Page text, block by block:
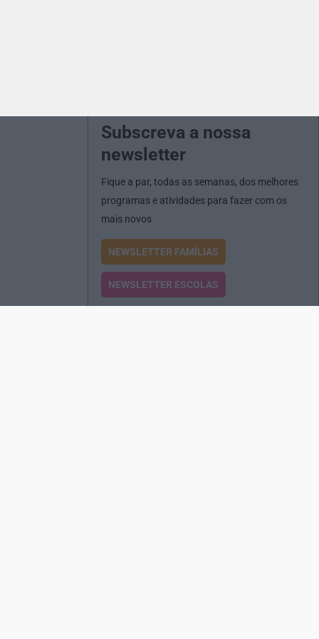
Subscreva a nossa
newsletter
Fique a par, todas as semanas, dos melhores
programas e atividades para fazer com os
mais novos
NEWSLETTER FAMÍLIAS
NEWSLETTER ESCOLAS